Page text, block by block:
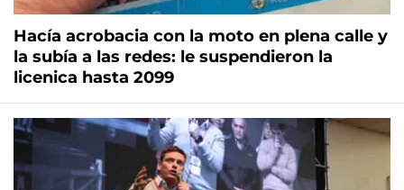
Hacía acrobacia con la moto en plena calle y
la subía a las redes: le suspendieron la
licenica hasta 2099